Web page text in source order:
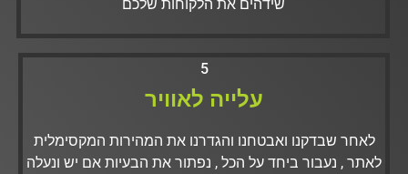
שידהים את הלקוחות שלכם
5
עלייה לאוויר
לאחר שבדקנו ואבטחנו והגדרנו את המהירות המקסימלית
לאתר , נעבור ביחד על הכל , נפתור את הבעיות אם יש ונעלה